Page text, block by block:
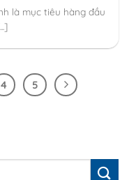
là mục tiêu hàng đầu
4 5